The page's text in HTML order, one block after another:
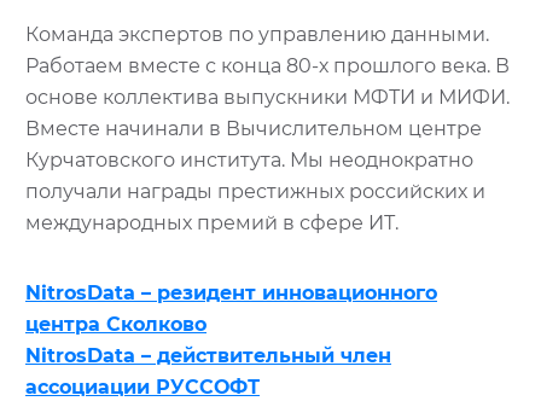
Команда экспертов по управлению данными.
Работаем вместе с конца 80-х прошлого века. В
основе коллектива выпускники МФТИ и МИФИ.
Вместе начинали в Вычислительном центре
Курчатовского института. Мы неоднократно
получали награды престижных российских и
международных премий в сфере ИТ.
NitrosData – резидент инновационного
центра Сколково
NitrosData – действительный член
ассоциации РУССОФТ